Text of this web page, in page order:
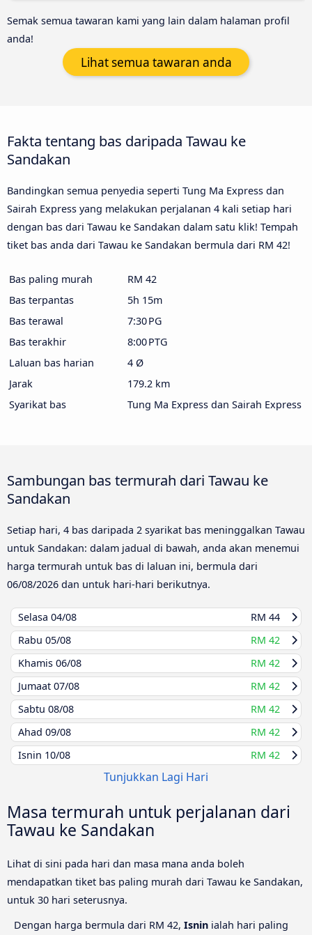
Semak semua tawaran kami yang lain dalam halaman profil
anda!
Lihat semua tawaran anda
Fakta tentang bas daripada Tawau ke
Sandakan
Bandingkan semua penyedia seperti Tung Ma Express dan
Sairah Express yang melakukan perjalanan 4 kali setiap hari
dengan bas dari Tawau ke Sandakan dalam satu klik! Tempah
tiket bas anda dari Tawau ke Sandakan bermula dari RM 42!
Bas paling murah
RM 42
Bas terpantas
5h 15m
Bas terawal
7:30 PG
Bas terakhir
8:00 PTG
Laluan bas harian
4 Ø
Jarak
179.2 km
Syarikat bas
Tung Ma Express dan Sairah Express
Sambungan bas termurah dari Tawau ke
Sandakan
Setiap hari, 4 bas daripada 2 syarikat bas meninggalkan Tawau
untuk Sandakan: dalam jadual di bawah, anda akan menemui
harga termurah untuk bas di laluan ini, bermula dari
06/08/2026 dan untuk hari-hari berikutnya.
Selasa 04/08
RM 44
Rabu 05/08
RM 42
Khamis 06/08
RM 42
Jumaat 07/08
RM 42
Sabtu 08/08
RM 42
Ahad 09/08
RM 42
Isnin 10/08 RM 42
Tunjukkan Lagi Hari
Masa termurah untuk perjalanan dari
Tawau ke Sandakan
Lihat di sini pada hari dan masa mana anda boleh
mendapatkan tiket bas paling murah dari Tawau ke Sandakan,
untuk 30 hari seterusnya.
Dengan harga bermula dari RM 42, Isnin ialah hari paling